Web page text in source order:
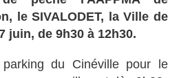
le SIVALODET, la Ville de
juin, de 9h30 à 12h30.
du Cinéville pour le